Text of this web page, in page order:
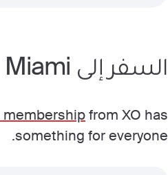
السفر إلى Miami
membershipfrom XO has
something for everyone.